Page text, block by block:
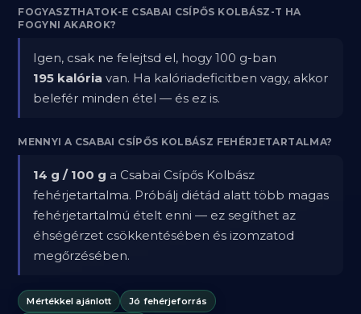
FOGYASZTHATOK-E CSABAI CSÍPŐS KOLBÁSZ-T HA
FOGYNI AKAROK?
Igen, csak ne felejtsd el, hogy 100 g-ban
195 kalória van. Ha kalóriadeficitben vagy, akkor
belefér minden étel — és ez is.
MENNYI A CSABAI CSÍPŐS KOLBÁSZ FEHÉRJETARTALMA?
14 g / 100 g a Csabai Csípős Kolbász
fehérjetartalma. Próbálj diétád alatt több magas
fehérjetartalmú ételt enni — ez segíthet az
éhségérzet csökkentésében és izomzatod
megőrzésében.
Mértékkel ajánlott
Jó fehérjeforrás